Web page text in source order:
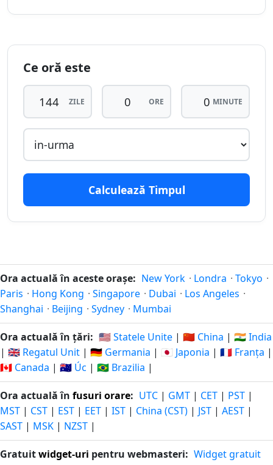
urma
139 zile
zile in-
urma
17.03.2026
140 zile
peste
22.12.2026
141
zile in-
urma
16.03.2026
peste
23.12.2026
142
zile in-
15.03.2026
peste
24.12.2026
zile in-
urma
14.03.2026
143 zile
peste
25.12.2026
144
zile in-
urma
13.03.2026
144 zile
peste
26.12.2026
145
urma
145 zile
peste
146
zile in-
urma
11.03.2026
peste
28.12.2026
Ce oră este
ZILE ORE MINUTE
Calculează Timpul
Ora actuală în aceste orașe: New York · Londra · Tokyo ·
Paris · Hong Kong · Singapore · Dubai · Los Angeles ·
Shanghai · Beijing · Sydney · Mumbai
Ora actuală în țări: 🇺🇸 Statele Unite | 🇨🇳 China | 🇮🇳 India
| 🇬🇧 Regatul Unit | 🇩🇪 Germania | 🇯🇵 Japonia | 🇫🇷 Franța |
🇨🇦 Canada | 🇦🇺 Úc | 🇧🇷 Brazilia |
Ora actuală în fusuri orare: UTC | GMT | CET | PST |
MST | CST | EST | EET | IST | China (CST) | JST | AEST |
SAST | MSK | NZST |
Gratuitwidget-uri pentru webmasteri: Widget gratuit